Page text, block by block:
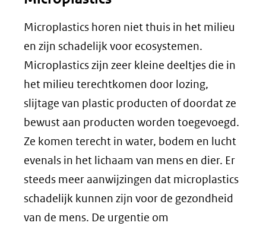
Microplastics horen niet thuis in het milieu
en zijn schadelijk voor ecosystemen.
Microplastics zijn zeer kleine deeltjes die in
het milieu terechtkomen door lozing,
slijtage van plastic producten of doordat ze
bewust aan producten worden toegevoegd.
Ze komen terecht in water, bodem en lucht
evenals in het lichaam van mens en dier. Er
steeds meer aanwijzingen dat microplastics
schadelijk kunnen zijn voor de gezondheid
van de mens. De urgentie om